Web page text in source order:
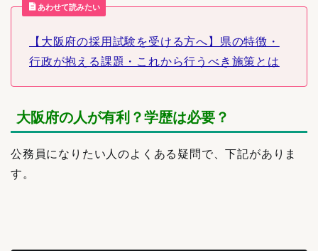
あわせて読みたい
【大阪府の採用試験を受ける方へ】県の特徴・
行政が抱える課題・これから行うべき施策とは
大阪府の人が有利？学歴は必要？
公務員になりたい人のよくある疑問で、下記がありま
す。